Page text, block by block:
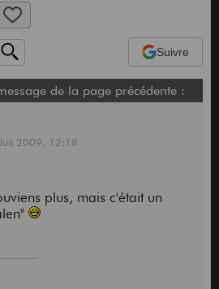
Suivre
de la page précédente :
2009, 12:18
plus, mais c'était un